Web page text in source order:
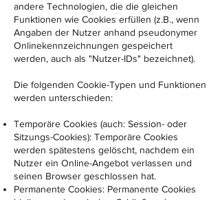
andere Technologien, die die gleichen
Funktionen wie Cookies erfüllen (z.B., wenn
Angaben der Nutzer anhand pseudonymer
Onlinekennzeichnungen gespeichert
werden, auch als "Nutzer-IDs" bezeichnet).
Die folgenden Cookie-Typen und Funktionen
werden unterschieden:
Temporäre Cookies (auch: Session- oder
Sitzungs-Cookies): Temporäre Cookies
werden spätestens gelöscht, nachdem ein
Nutzer ein Online-Angebot verlassen und
seinen Browser geschlossen hat.
Permanente Cookies: Permanente Cookies